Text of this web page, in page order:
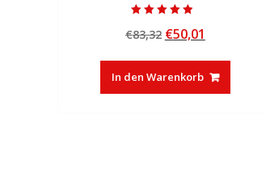
4.50
von 5
€83,32 Ursprünglicher
war:
€83,32
€50,01
ist:
€50,01.
In den Warenkorb